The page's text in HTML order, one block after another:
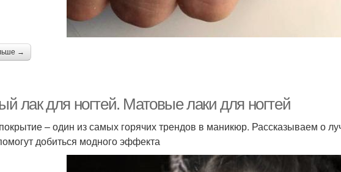
→
лак для ногтей. Матовые лаки для ногтей
– один из самых горячих трендов в маникюр. Рассказываем о
добиться модного эффекта